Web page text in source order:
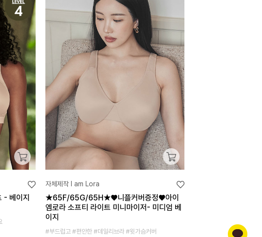
- 베이지
자체제작 I am Lora
★65F/65G/65H★♥니플커버증정♥아이
엠로라 소프티 라이트 미니마이저- 미디엄 베
이지
#부드럽고 #편안한 #데일리브라 #윗가슴커버